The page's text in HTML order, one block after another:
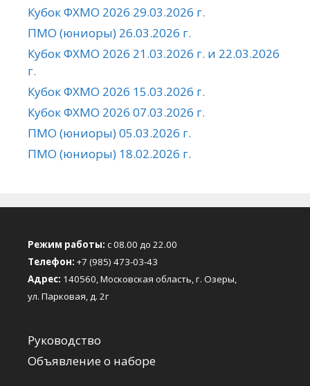
Кубок ФХМО 2026 29.03.2026 г.
ПМО (юниоры) 26.03.2026 г.
Кубок ФХМО 2026 21.03.2026 г. и 22.03.2026
г.
Кубок ФХМО 2026 15.03.2026 г.
Кубок ФХМО 2026 07.03.2026 г.
ПМО (юниоры) 05.03.2026 г.
ПМО (юниоры) 18.02.2026 г.
Режим работы: с 08.00 до 22.00
Телефон: +7 (985) 473-03-43
Адрес: 140560, Московская область, г. Озеры,
ул. Парковая, д. 2г
Руководство
Объявление о наборе